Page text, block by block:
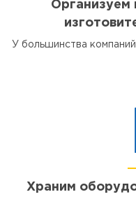
Организуем
У большинства
Храним